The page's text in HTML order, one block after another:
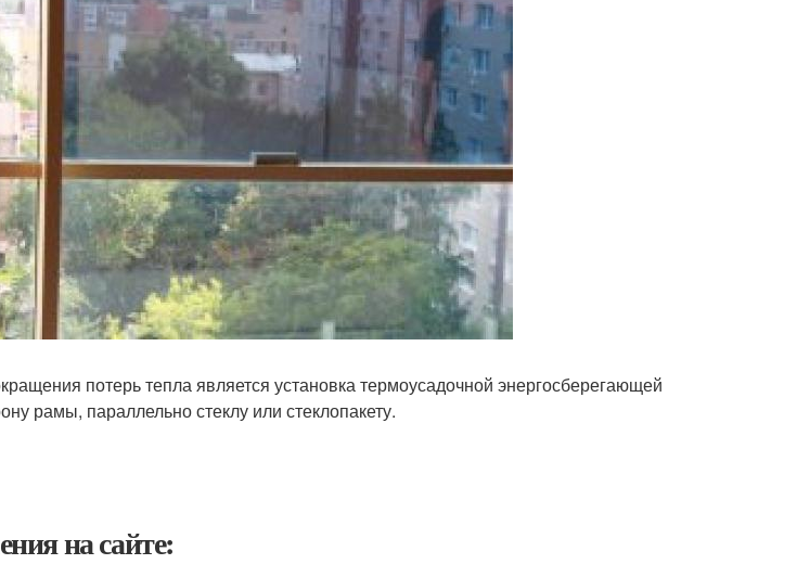
потерь тепла является установка термоусадочной энергосберегающей
рамы, параллельно стеклу или стеклопакету.
на сайте: